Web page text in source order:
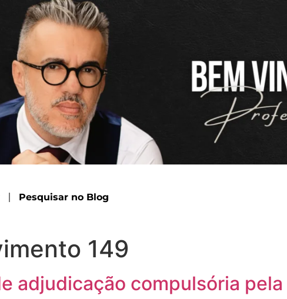
Pesquisar no Blog
149
adjudicação compulsória